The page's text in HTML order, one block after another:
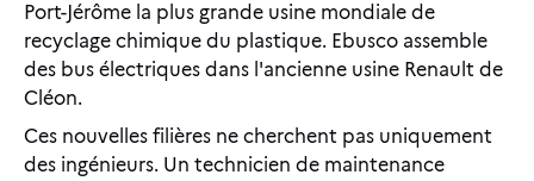
Port-Jérôme la plus grande usine mondiale de
recyclage chimique du plastique. Ebusco assemble
des bus électriques dans l'ancienne usine Renault de
Cléon.
Ces nouvelles filières ne cherchent pas uniquement
des ingénieurs. Un technicien de maintenance